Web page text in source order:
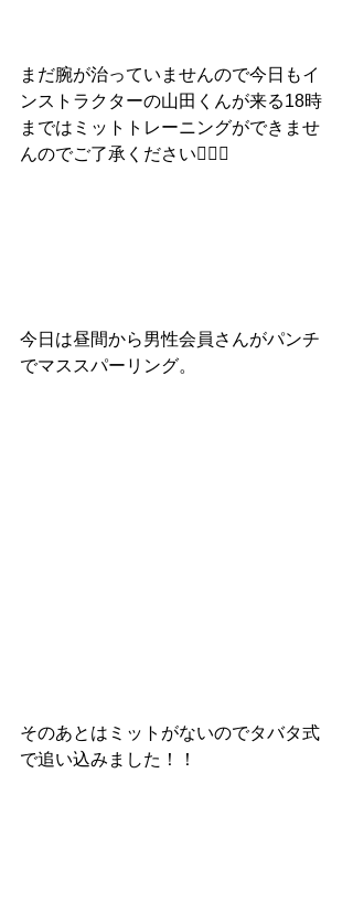
まだ腕が治っていませんので今日もイ
ンストラクターの山田くんが来る18時
まではミットトレーニングができませ
んのでご了承ください🙇🏻‍♂️
今日は昼間から男性会員さんがパンチ
でマススパーリング。
そのあとはミットがないのでタバタ式
で追い込みました！！